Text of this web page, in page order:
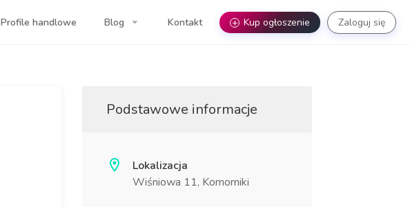
Profile handlowe Blog Kontakt + Kup ogłoszenie Zaloguj się
Podstawowe informacje
Lokalizacja
Wiśniowa 11, Komorniki